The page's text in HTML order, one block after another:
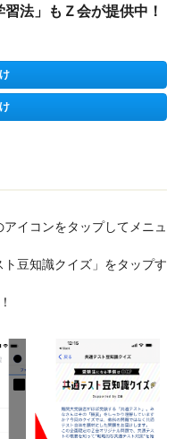
法」もＺ会が提供中！
イコンをタップしてメニュ
豆知識クイズ」をタップす